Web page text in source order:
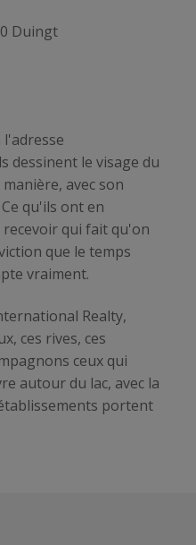
Duingt
l'adresse
dessinent le visage du
manière, avec son
qu'ils ont en
recevoir qui fait qu'on
que le temps
vraiment.
Realty,
ces rives, ces
ceux qui
autour du lac, avec la
portent